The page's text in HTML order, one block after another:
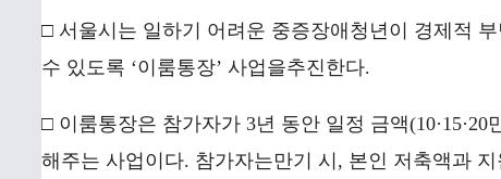
□ 서울시는 일하기 어려운 중증장애청년이 경제적
수 있도록 ‘이룸통장’ 사업을추진한다.
□ 이룸통장은 참가자가 3년 동안 일정 금액
해주는 사업이다. 참가자는만기 시, 본인 저축액과